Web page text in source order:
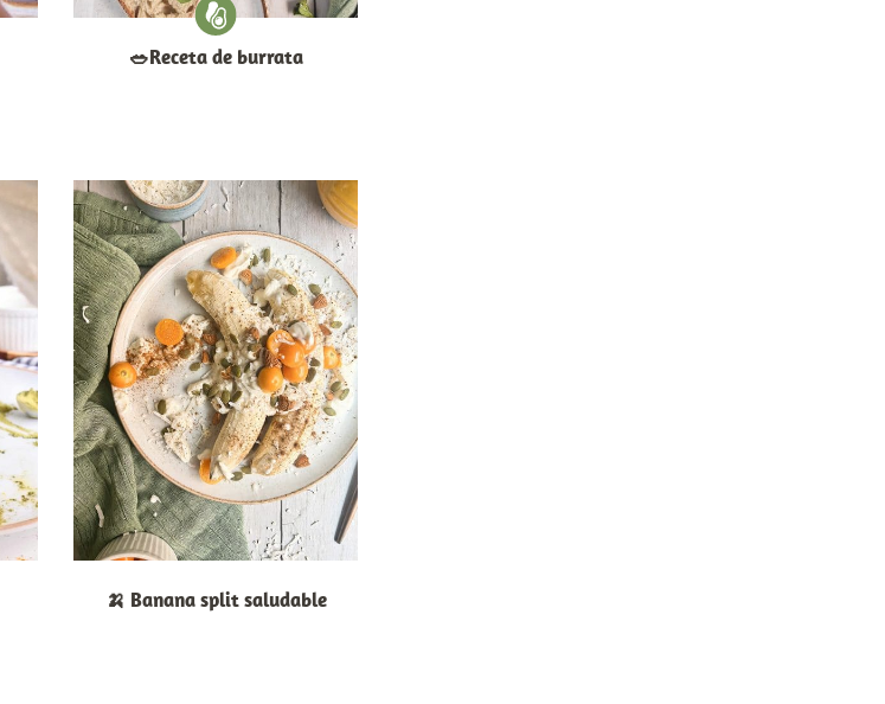
​🥗​Receta de burrata
🍌 Banana split saludable